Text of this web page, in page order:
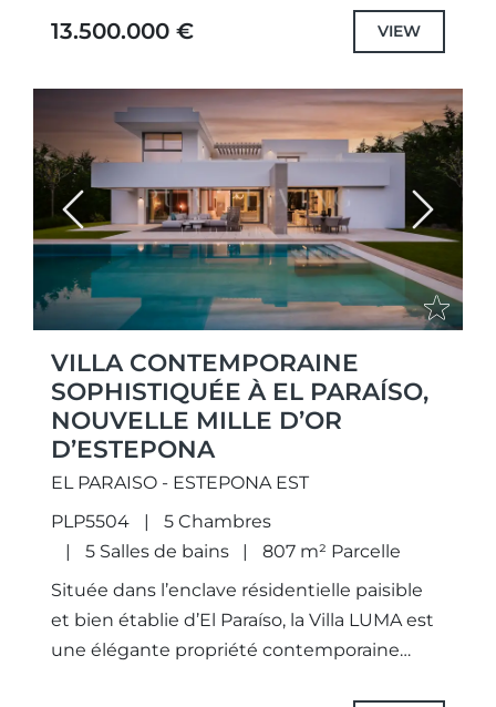
accessible depuis la sortie Cancelada...
13.500.000 € VIEW
Previous Next
VILLA CONTEMPORAINE
SOPHISTIQUÉE À EL PARAÍSO,
NOUVELLE MILLE D’OR
D’ESTEPONA
EL PARAISO - ESTEPONA EST
PLP5504
5 Chambres
5 Salles de bains
807 m² Parcelle
Située dans l’enclave résidentielle paisible
et bien établie d’El Paraíso, la Villa LUMA est
une élégante propriété contemporaine